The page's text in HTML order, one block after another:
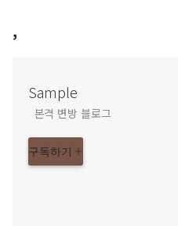
,
Sample
본격 변방 블로그
구독하기